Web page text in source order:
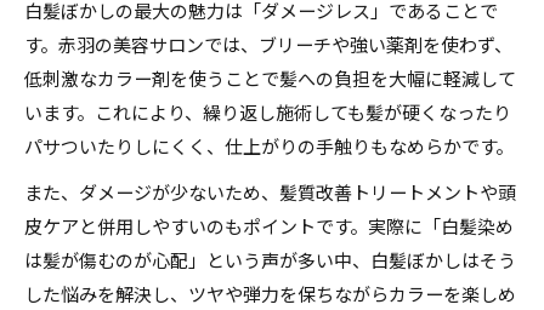
白髪ぼかしの最大の魅力は「ダメージレス」であることで
す。赤羽の美容サロンでは、ブリーチや強い薬剤を使わず、
低刺激なカラー剤を使うことで髪への負担を大幅に軽減して
います。これにより、繰り返し施術しても髪が硬くなったり
パサついたりしにくく、仕上がりの手触りもなめらかです。
また、ダメージが少ないため、髪質改善トリートメントや頭
皮ケアと併用しやすいのもポイントです。実際に「白髪染め
は髪が傷むのが心配」という声が多い中、白髪ぼかしはそう
した悩みを解決し、ツヤや弾力を保ちながらカラーを楽しめ